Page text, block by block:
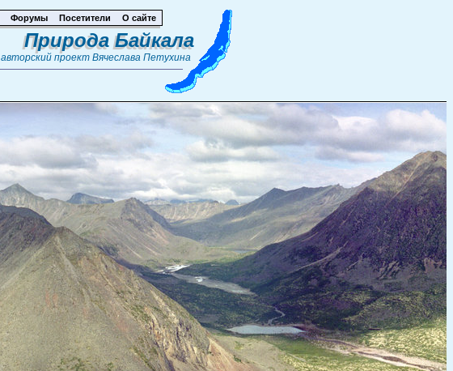
Форумы Посетители О сайте
Природа Байкала
авторский проект Вячеслава Петухина